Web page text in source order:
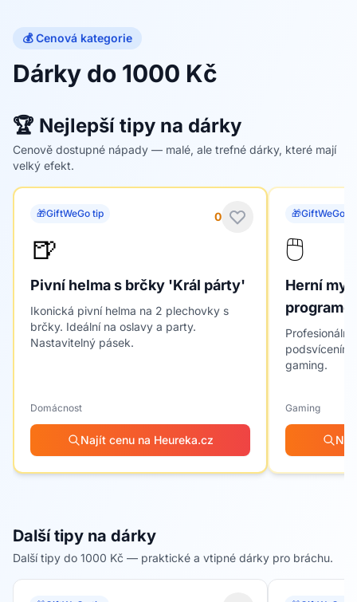
💰 Cenová kategorie
Dárky do 1000 Kč
🏆 Nejlepší tipy na dárky
Cenově dostupné nápady — malé, ale trefné dárky, které mají
velký efekt.
0
🎁GiftWeGo tip
🍺
Pivní helma s brčky 'Král párty'
Ikonická pivní helma na 2 plechovky s
brčky. Ideální na oslavy a party.
Nastavitelný pásek.
Domácnost
Najít cenu na Heureka.cz
🎁GiftWeGo
🖱️
Herní myš
Profesionální
podsvícením
gaming.
Gaming
Další tipy na dárky
Další tipy do 1000 Kč — praktické a vtipné dárky pro bráchu.